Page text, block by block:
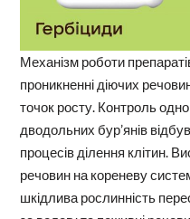
Механізм роботи
проникненні діючих
точок росту. Контроль
дводольних бур’янів
процесів ділення клітин.
речовин на кореневу
шкідлива рослинність